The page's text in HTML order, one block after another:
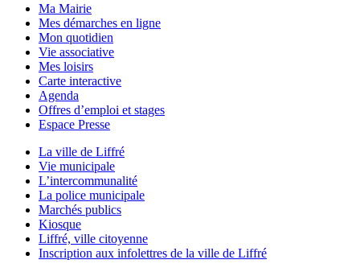
Ma Mairie
Mes démarches en ligne
Mon quotidien
Vie associative
Mes loisirs
Carte interactive
Agenda
Offres d’emploi et stages
Espace Presse
La ville de Liffré
Vie municipale
L’intercommunalité
La police municipale
Marchés publics
Kiosque
Liffré, ville citoyenne
Inscription aux infolettres de la ville de Liffré